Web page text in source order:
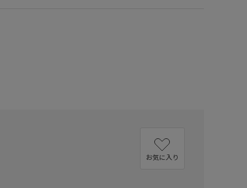
お気に入り